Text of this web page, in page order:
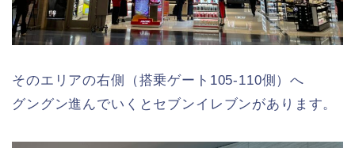
そのエリアの右側（搭乗ゲート105-110側）へ
グングン進んでいくとセブンイレブンがあります。